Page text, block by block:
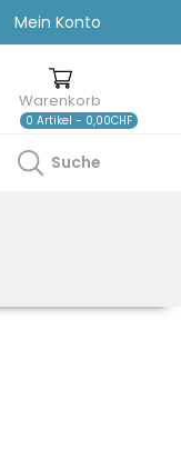
Mein Konto
Warenkorb
0 Artikel - 0,00CHF
Suche